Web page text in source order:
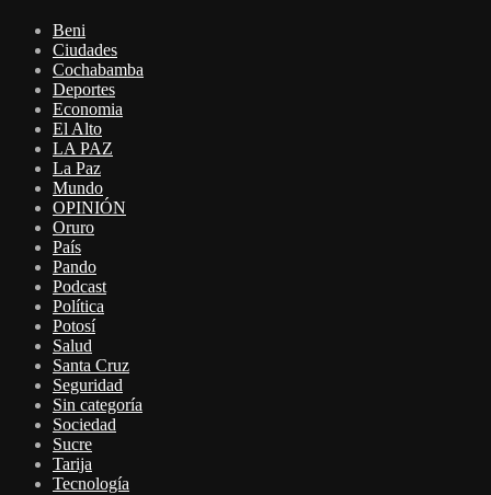
Beni
Ciudades
Cochabamba
Deportes
Economia
El Alto
LA PAZ
La Paz
Mundo
OPINIÓN
Oruro
País
Pando
Podcast
Política
Potosí
Salud
Santa Cruz
Seguridad
Sin categoría
Sociedad
Sucre
Tarija
Tecnología